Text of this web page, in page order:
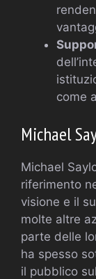
come
Michael
Michael
riferimento
visione e il
molte altre
parte delle
ha spesso
il pubblico